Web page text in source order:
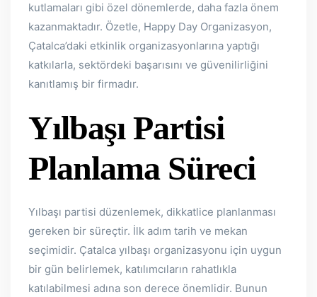
kutlamaları gibi özel dönemlerde, daha fazla önem
kazanmaktadır. Özetle, Happy Day Organizasyon,
Çatalca’daki etkinlik organizasyonlarına yaptığı
katkılarla, sektördeki başarısını ve güvenilirliğini
kanıtlamış bir firmadır.
Yılbaşı Partisi
Planlama Süreci
Yılbaşı partisi düzenlemek, dikkatlice planlanması
gereken bir süreçtir. İlk adım tarih ve mekan
seçimidir. Çatalca yılbaşı organizasyonu için uygun
bir gün belirlemek, katılımcıların rahatlıkla
katılabilmesi adına son derece önemlidir. Bunun